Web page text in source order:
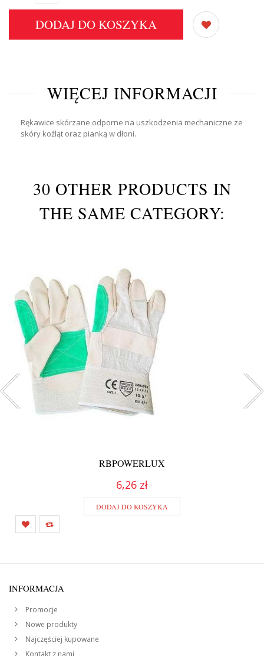
DODAJ DO KOSZYKA
WIĘCEJ INFORMACJI
Rękawice skórzane odporne na uszkodzenia mechaniczne ze
skóry koźląt oraz pianką w dłoni.
30 OTHER PRODUCTS IN
THE SAME CATEGORY:
RBPOWERLUX
6,26 zł
DODAJ DO KOSZYKA
INFORMACJA
Promocje
Nowe produkty
Najczęściej kupowane
Kontakt z nami